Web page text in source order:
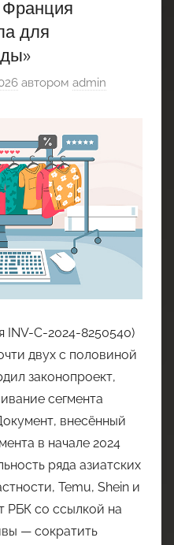
Франция
для
автором admin
INV-C-2024-8250540)
двух с половиной
законопроект,
сегмента
внесённый
в начале 2024
ряда азиатских
Temu, Shein и
РБК со ссылкой на
— сократить